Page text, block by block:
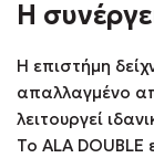
Η
Η επιστήμη
απαλλαγμένο
λειτουργεί
Το ALA DOUBLE